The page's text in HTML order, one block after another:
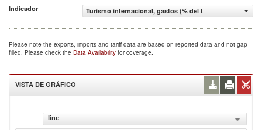
Indicador
Turismo internacional, gastos (% del total de
Please note the exports, imports and tariff data are based on reported data and not gap
filled. Please check the Data Availability for coverage.
VISTA DE GRÁFICO
line